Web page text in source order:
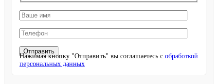
Нажимая кнопку "Отправить" вы соглашаетесь с обработкой
персональных данных